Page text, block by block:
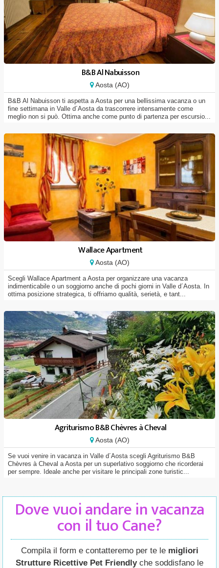
B&B Al Nabuisson
Aosta (AO)
B&B Al Nabuisson ti aspetta a Aosta per una bellissima vacanza o un
fine settimana in Valle d´Aosta da trascorrere intensamente come
meglio non si può. Ottima anche come punto di partenza per escursio...
Wallace Apartment
Aosta (AO)
Scegli Wallace Apartment a Aosta per organizzare una vacanza
indimenticabile o un soggiorno anche di pochi giorni in Valle d´Aosta. In
ottima posizione strategica, ti offriamo qualità, serietà, e tant...
Agriturismo B&B Chèvres à Cheval
Aosta (AO)
Se vuoi venire in vacanza in Valle d´Aosta scegli Agriturismo B&B
Chèvres à Cheval a Aosta per un superlativo soggiorno che ricorderai
per sempre. Ideale anche per visitare le principali zone turistic...
Dove vuoi andare in vacanza
con il tuo Cane?
Compila il form e contatteremo per te le migliori
Strutture Ricettive Pet Friendlyche soddisfano le